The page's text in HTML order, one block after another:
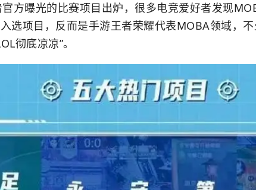
方曝光的比赛项目出炉，很多电竞爱好者发现
选项目，反而是手游王者荣耀代表MOBA领域，
彻底凉凉”。